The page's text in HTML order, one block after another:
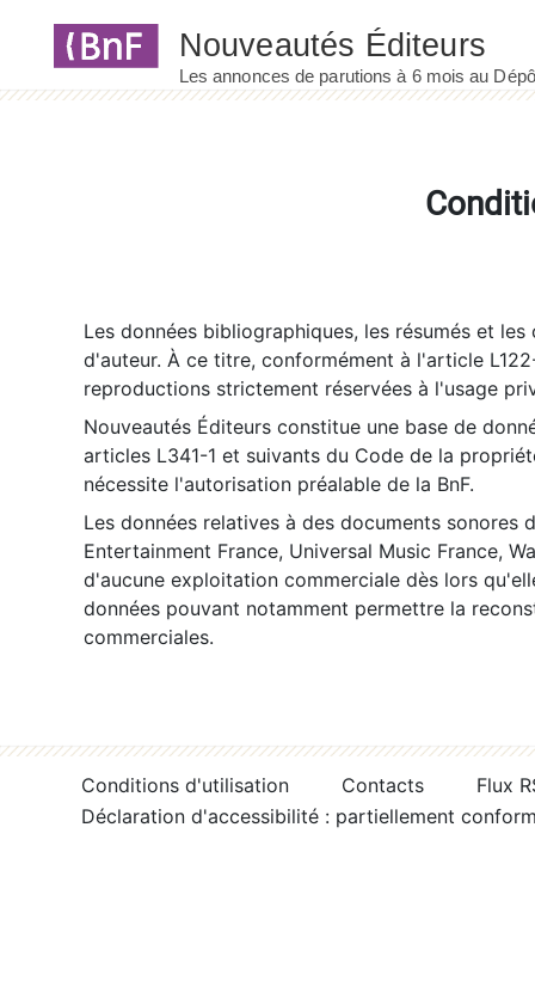
Les données bibliographiques, les résumés et
d'auteur. À ce titre, conformément à l'article
reproductions strictement réservées à l'usage
Nouveautés Éditeurs constitue une base de
articles L341-1 et suivants du Code de la
nécessite l'autorisation préalable de la BnF.
Les données relatives à des documents sonores
Entertainment France, Universal Music France,
d'aucune exploitation commerciale dès lors
données pouvant notamment permettre la
commerciales.
Conditions d'utilisation Contacts
Flux
Déclaration d'accessibilité : partiellement